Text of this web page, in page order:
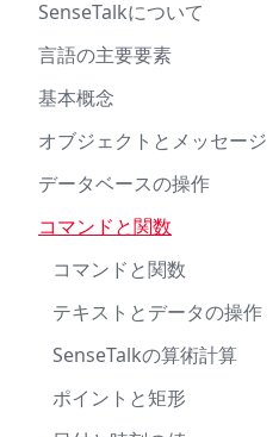
SenseTalkについて
言語の主要要素
基本概念
オブジェクトとメッセージ
データベースの操作
コマンドと関数
コマンドと関数
テキストとデータの操作
SenseTalkの算術計算
ポイントと矩形